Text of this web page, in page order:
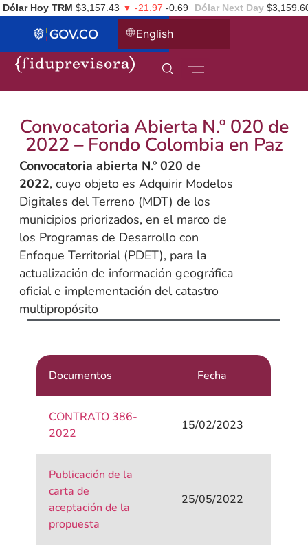
Dólar Hoy TRM $3,157.43 ▼ -21.97 -0.69 Dólar Next Day
English
Convocatoria Abierta N.º 020 de
2022 – Fondo Colombia en Paz
Convocatoria abierta N.º 020 de
2022, cuyo objeto es Adquirir Modelos
Digitales del Terreno (MDT) de los
municipios priorizados, en el marco de
los Programas de Desarrollo con
Enfoque Territorial (PDET), para la
actualización de información geográfica
oficial e implementación del catastro
multipropósito
Documentos Fecha
CONTRATO 386-
2022
15/02/2023
Publicación de la
carta de
aceptación de la
propuesta
25/05/2022